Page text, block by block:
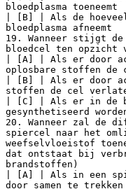
bloedplasma toeneemt
| [B] | Als de
bloedplasma afneemt
19. Wanneer stijgt de
bloedcel ten opzicht
| [A] | Als er door
oplosbare stoffen de
| [B] | Als er door
stoffen de cel
| [C] | Als er in de
gesynthetiseerd
20. Wanneer zal de
spiercel naar het
weefselvloeistof
dat ontstaat bij
brandstoffen)
| [A] | Als in een
door samen te trekken